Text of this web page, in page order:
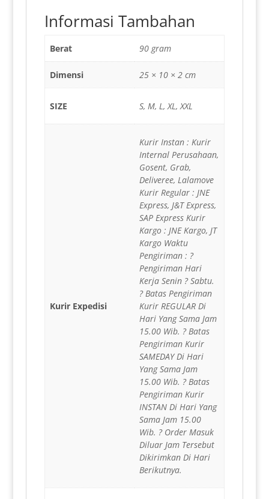
Informasi Tambahan
Berat 90 gram
Dimensi 25 × 10 × 2 cm
SIZE S, M, L, XL, XXL
Kurir Expedisi
Kurir Instan : Kurir
Internal Perusahaan,
Gosent, Grab,
Deliveree, Lalamove
Kurir Regular : JNE
Express, J&T Express,
SAP Express Kurir
Kargo : JNE Kargo, JT
Kargo Waktu
Pengiriman : ?
Pengiriman Hari
Kerja Senin ? Sabtu.
? Batas Pengiriman
Kurir REGULAR Di
Hari Yang Sama Jam
15.00 Wib. ? Batas
Pengiriman Kurir
SAMEDAY Di Hari
Yang Sama Jam
15.00 Wib. ? Batas
Pengiriman Kurir
INSTAN Di Hari Yang
Sama Jam 15.00
Wib. ? Order Masuk
Diluar Jam Tersebut
Dikirimkan Di Hari
Berikutnya.